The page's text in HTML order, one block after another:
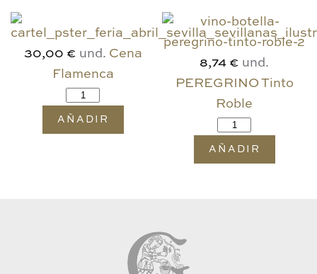
30,00 € und. Cena
Flamenca
AÑADIR
8,74 € und.
PEREGRINO Tinto
Roble
AÑADIR